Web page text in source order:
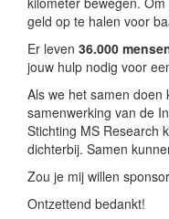
geld op te halen voor
Er leven 36.000
jouw hulp nodig voor
Als we het samen doen
samenwerking van de
Stichting MS Research
dichterbij. Samen
Zou je mij willen
Ontzettend bedankt!